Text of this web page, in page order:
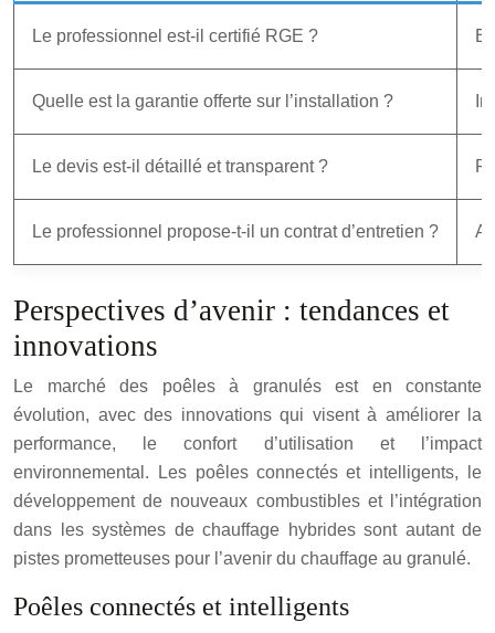
Le professionnel est-il certifié RGE ?
Quelle est la garantie offerte sur l’installation ?
Le devis est-il détaillé et transparent ?
Le professionnel propose-t-il un contrat d’entretien ?
Perspectives d’avenir : tendances et
innovations
Le marché des poêles à granulés est en constante
évolution, avec des innovations qui visent à améliorer la
performance, le confort d’utilisation et l’impact
environnemental. Les poêles connectés et intelligents, le
développement de nouveaux combustibles et l’intégration
dans les systèmes de chauffage hybrides sont autant de
pistes prometteuses pour l’avenir du chauffage au granulé.
Poêles connectés et intelligents